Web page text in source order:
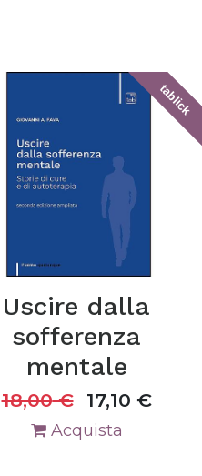
tablick
Uscire dalla
sofferenza
mentale
18,00€ 17,10 €
Acquista